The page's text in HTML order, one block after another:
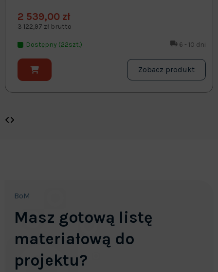
2 539,00 zł
3 122,97 zł brutto
Dostępny (22szt.) 6 - 10 dni
Zobacz produkt
BoM
Masz gotową listę
materiałową do
projektu?